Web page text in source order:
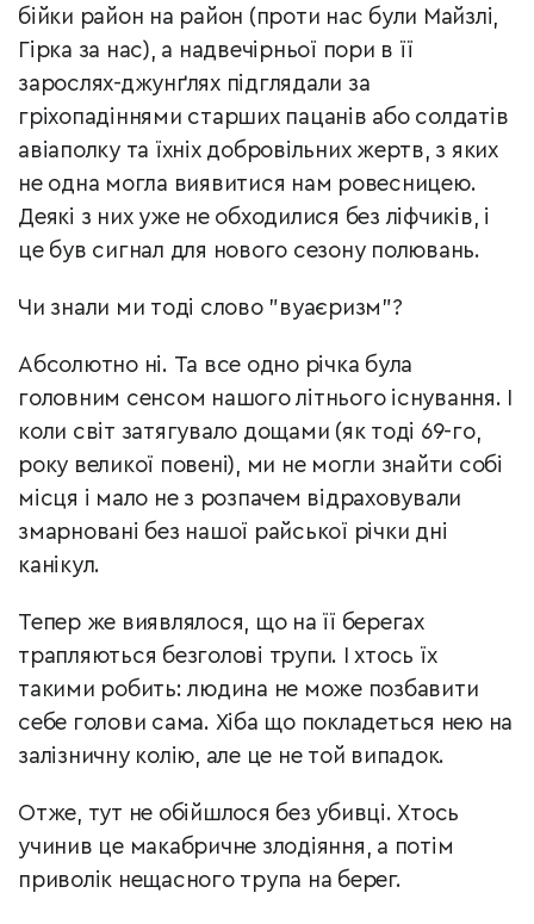
бійки район на район (проти нас були Майзлі,
Гірка за нас), а надвечірньої пори в її
зарослях-джунґлях підглядали за
гріхопадіннями старших пацанів або солдатів
авіаполку та їхніх добровільних жертв, з яких
не одна могла виявитися нам ровесницею.
Деякі з них уже не обходилися без ліфчиків, і
це був сигнал для нового сезону полювань.
Чи знали ми тоді слово "вуаєризм"?
Абсолютно ні. Та все одно річка була
головним сенсом нашого літнього існування. І
коли світ затягувало дощами (як тоді 69-го,
року великої повені), ми не могли знайти собі
місця і мало не з розпачем відраховували
змарновані без нашої райської річки дні
канікул.
Тепер же виявлялося, що на її берегах
трапляються безголові трупи. І хтось їх
такими робить: людина не може позбавити
себе голови сама. Хіба що покладеться нею на
залізничну колію, але це не той випадок.
Отже, тут не обійшлося без убивці. Хтось
учинив це макабричне злодіяння, а потім
приволік нещасного трупа на берег.